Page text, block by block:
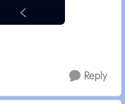
Reply